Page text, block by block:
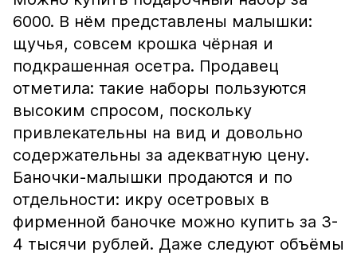
6000. В нём представлены малышки:
щучья, совсем крошка чёрная и
подкрашенная осетра. Продавец
отметила: такие наборы пользуются
высоким спросом, поскольку
привлекательны на вид и довольно
содержательны за адекватную цену.
Баночки-малышки продаются и по
отдельности: икру осетровых в
фирменной баночке можно купить за 3-
4 тысячи рублей. Даже следуют объёмы